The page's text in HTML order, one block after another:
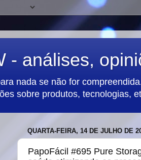
- análises,
nada se não for
sobre produtos, tecnologias,
QUARTA-FEIRA, 14 DE JULHO DE
PapoFácil #695 Pure